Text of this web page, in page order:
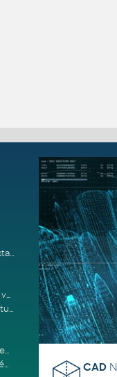
Bluebeam v propojeném pracovním postupu ve stavebnictví: Proč je int
Tři překážky rozšiřování využití umělé inteligence ve stavebním prům
Autodesk Flex (platba za použití) je nyní ještě dostupnější
Udržujte vaše týmy produktivní díky podpoře vedené odborníky
Od experimentování s umělou inteligencí k reálnému dopadu na podniká
CAD